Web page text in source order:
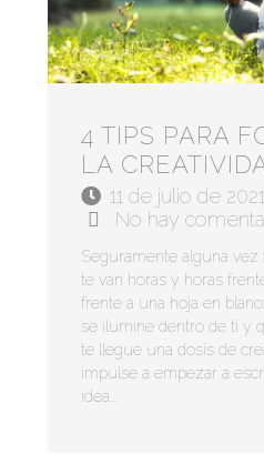
4 TIPS PARA
LA
11 de julio de 2021
No hay
Seguramente alguna vez
te van horas y horas
frente a una hoja en
se ilumine dentro de ti y
te llegue una dosis de
impulse a empezar a
idea...